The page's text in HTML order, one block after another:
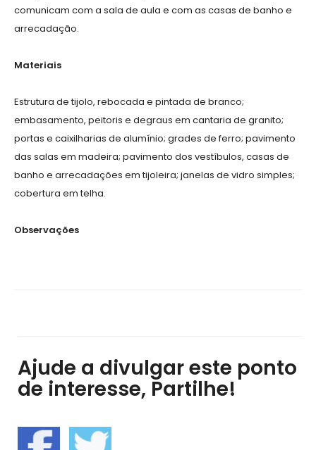
comunicam com a sala de aula e com as casas de banho e
arrecadação.
Materiais
Estrutura de tijolo, rebocada e pintada de branco;
embasamento, peitoris e degraus em cantaria de granito;
portas e caixilharias de alumínio; grades de ferro; pavimento
das salas em madeira; pavimento dos vestíbulos, casas de
banho e arrecadações em tijoleira; janelas de vidro simples;
cobertura em telha.
Observações
Ajude a divulgar este ponto
de interesse, Partilhe!